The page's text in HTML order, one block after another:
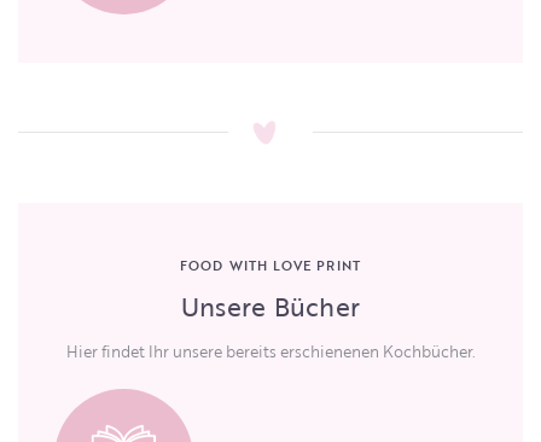
FOOD WITH LOVE PRINT
Unsere Bücher
Hier findet Ihr unsere bereits erschienenen Kochbücher.